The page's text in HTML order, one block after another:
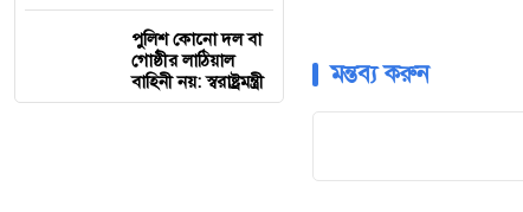
পুলিশ কোনো দল বা
গোষ্ঠীর লাঠিয়াল
বাহিনী নয়: স্বরাষ্ট্রমন্ত্রী
মন্তব্য করুন